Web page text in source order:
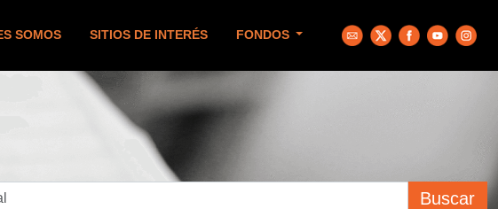
SOMOS SITIOS DE INTERÉS FONDOS
Buscar